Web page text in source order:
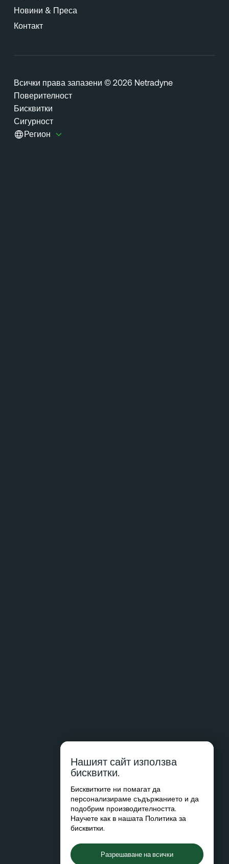
Новини & Преса
Контакт
Всички права запазени © 2026 Netradyne
Поверителност
Бисквитки
Сигурност
Регион
Нашият сайт използва
бисквитки.
Бисквитките ни помагат да
персонализираме съдържанието и да
подобрим производителността.
Научете как в нашата Политика за
бисквитки.
Разрешаване на всички